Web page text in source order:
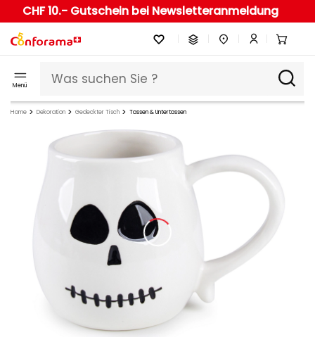
CHF 10.- Gutschein bei Newsletteranmeldung
Menü
Home Dekoration Gedeckter Tisch Tassen & Untertassen